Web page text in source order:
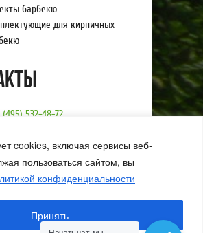
cookies, включая сервисы веб-
пользоваться сайтом, вы
конфиденциальности
Принять
барбекю
для кирпичных
(495) 532-48-72
сетях:
Студия «Вебстарт»